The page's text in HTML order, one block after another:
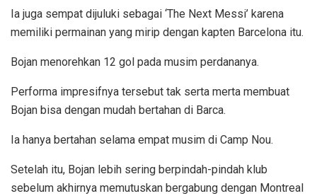
Ia juga sempat dijuluki sebagai ‘The Next Messi’ karena
memiliki permainan yang mirip dengan kapten Barcelona itu.
Bojan menorehkan 12 gol pada musim perdananya.
Performa impresifnya tersebut tak serta merta membuat
Bojan bisa dengan mudah bertahan di Barca.
Ia hanya bertahan selama empat musim di Camp Nou.
Setelah itu, Bojan lebih sering berpindah-pindah klub
sebelum akhirnya memutuskan bergabung dengan Montreal